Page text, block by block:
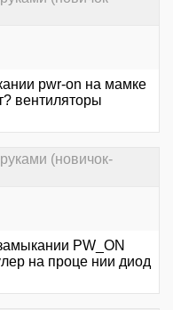
pwr-on на мамке
вентиляторы
(новичок-
PW_ON
на проце нии диод